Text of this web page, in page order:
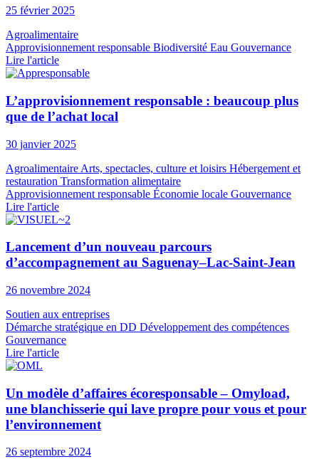
25 février 2025
Agroalimentaire
Approvisionnement responsable Biodiversité Eau Gouvernance
Lire l'article
L’approvisionnement responsable : beaucoup plus
que de l’achat local
30 janvier 2025
Agroalimentaire Arts, spectacles, culture et loisirs Hébergement et
restauration Transformation alimentaire
Approvisionnement responsable Économie locale Gouvernance
Lire l'article
Lancement d’un nouveau parcours
d’accompagnement au Saguenay–Lac-Saint-Jean
26 novembre 2024
Soutien aux entreprises
Démarche stratégique en DD Développement des compétences
Gouvernance
Lire l'article
Un modèle d’affaires écoresponsable – Omyload,
une blanchisserie qui lave propre pour vous et pour
l’environnement
26 septembre 2024